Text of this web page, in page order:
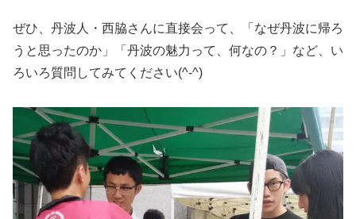
ぜひ、丹波人・西脇さんに直接会って、「なぜ丹波に帰ろ
うと思ったのか」「丹波の魅力って、何なの？」など、い
ろいろ質問してみてください(^-^)